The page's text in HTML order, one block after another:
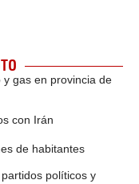
gas en provincia de
con Irán
de habitantes
políticos y